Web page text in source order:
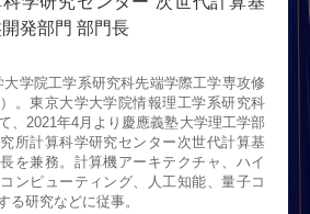
発部門 部門長
大学院工学系研究科先端学際工学専攻修
。東京大学大学院情報理工学系研究科
、2021年4月より慶應義塾大学理工学部
所計算科学研究センター次世代計算基
を兼務。計算機アーキテクチャ、ハイ
ンピューティング、人工知能、量子コ
る研究などに従事。